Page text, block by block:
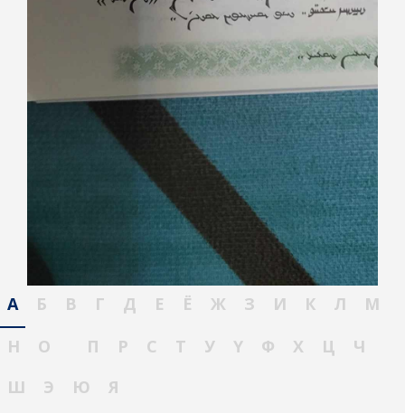
А Б В Г Д Е Ё Ж З И К Л
М
Н
О П Р С Т У Ү Ф Х Ц
Ч
Ш
Э Ю Я